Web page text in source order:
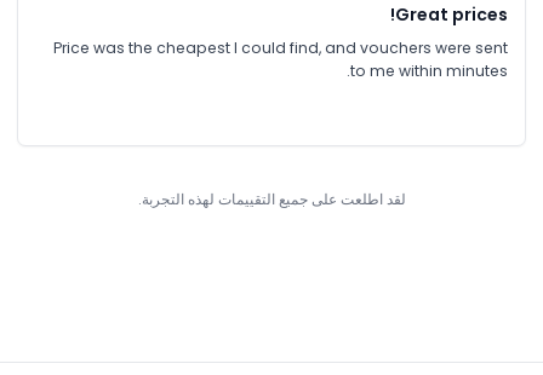
Great prices!
Price was the cheapest I could find, and vouchers were sent
to me within minutes.
لقد اطلعت على جميع التقييمات لهذه التجربة.